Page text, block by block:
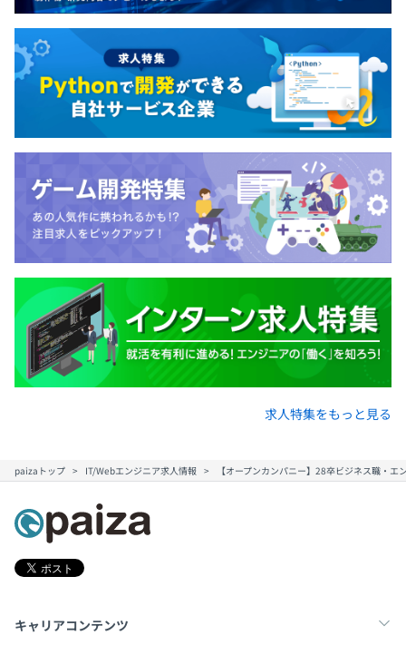
求人特集をもっと見る
paizaトップ IT/Webエンジニア求人情報 【オープンカンパニー】28卒ビジネス職・
キャリアコンテンツ